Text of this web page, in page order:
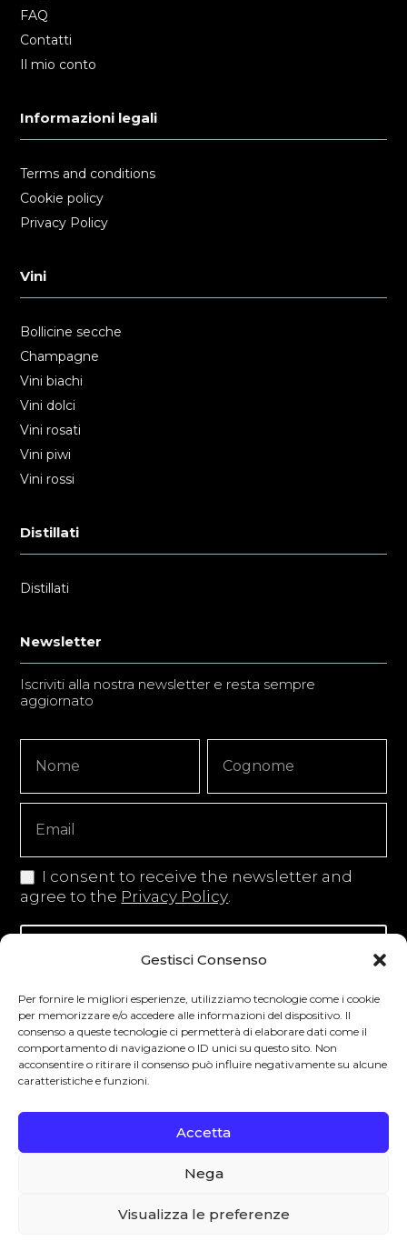
Gestisci Consenso
Per fornire le migliori esperienze, utilizziamo tecnologie come i cookie
per memorizzare e/o accedere alle informazioni del dispositivo. Il
consenso a queste tecnologie ci permetterà di elaborare dati come il
comportamento di navigazione o ID unici su questo sito. Non
acconsentire o ritirare il consenso può influire negativamente su alcune
caratteristiche e funzioni.
Accetta
Nega
Visualizza le preferenze
FAQ
Contatti
Il mio conto
Informazioni legali
Terms and conditions
Cookie policy
Privacy Policy
Vini
Bollicine secche
Champagne
Vini biachi
Vini dolci
Vini rosati
Vini piwi
Vini rossi
Distillati
Distillati
Newsletter
Iscriviti alla nostra newsletter e resta sempre
aggiornato
Signup
Copy
I consent to receive the newsletter and
agree to the Privacy Policy
Iscriviti alla newsletter
Degustibus invita al consumo responsabile.
La vendita di bevande alcoliche è vietata ai
Paese di residenza. L’abuso di alcol è
pericoloso per la salute.